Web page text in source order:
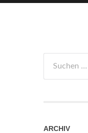
nach:
ARCHIV